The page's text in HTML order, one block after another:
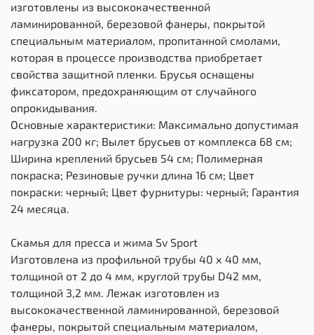
изготовлены из высококачественной
ламинированной, березовой фанеры, покрытой
специальным материалом, пропитанной смолами,
которая в процессе производства приобретает
свойства защитной пленки. Брусья оснащены
фиксатором, предохраняющим от случайного
опрокидывания.
Основные характеристики: Максимально допустимая
нагрузка 200 кг; Вылет брусьев от комплекса 68 см;
Ширина креплений брусьев 54 см; Полимерная
покраска; Резиновые ручки длина 16 см; Цвет
покраски: черный; Цвет фурнитуры: черный; Гарантия
24 месяца.
Скамья для пресса и жима Sv Sport
Изготовлена из профильной трубы 40 х 40 мм,
толщиной от 2 до 4 мм, круглой трубы D42 мм,
толщиной 3,2 мм. Лежак изготовлен из
высококачественной ламинированной, березовой
фанеры, покрытой специальным материалом,